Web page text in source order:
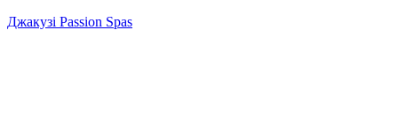
Джакузі Passion Spas